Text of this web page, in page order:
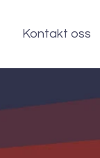
Kontakt oss